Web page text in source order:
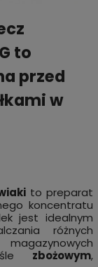
to
przed
w
to preparat
koncentratu
jest idealnym
różnych
zbożowym,